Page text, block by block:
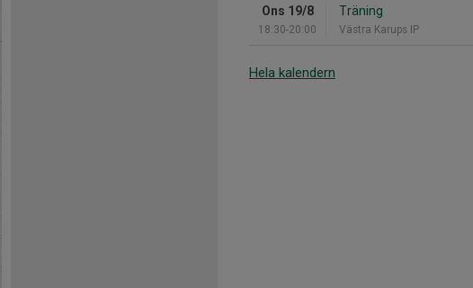
Ons 19/8
18:30-20:00
Träning
Västra Karups IP
Hela kalendern